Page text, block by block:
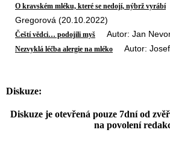
O kravském mléku, které se nedojí, nýbrž vyrábí
Gregorová (20.10.2022)
Čeští vědci… podojili myš Autor: Jan
Nezvyklá léčba alergie na mléko Autor: Josef
Diskuze:
Diskuze je otevřená pouze 7dní od
na povolení